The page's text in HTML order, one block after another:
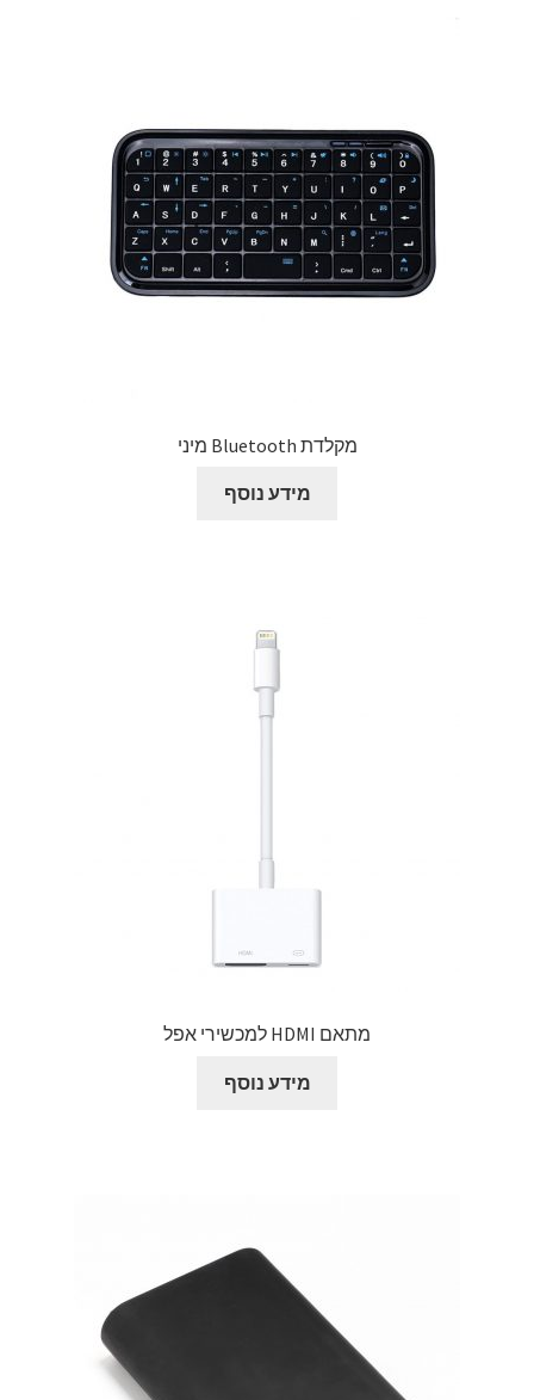
מקלדת Bluetooth מיני
מידע נוסף
מתאם HDMI למכשירי אפל
מידע נוסף